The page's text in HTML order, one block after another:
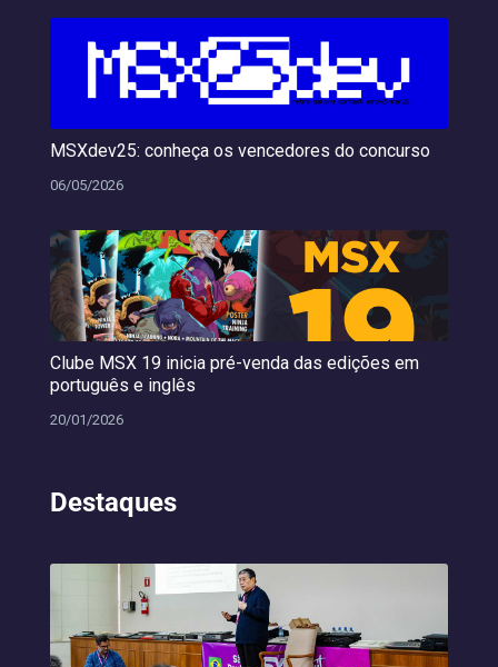
MSXdev25: conheça os vencedores do concurso
06/05/2026
Clube MSX 19 inicia pré-venda das edições em
português e inglês
20/01/2026
Destaques